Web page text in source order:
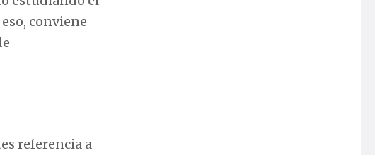
conviene
referencia a